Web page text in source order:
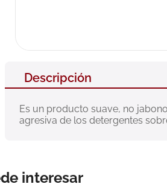
Descripción
Es un producto suave, no
agresiva de los detergentes
interesar